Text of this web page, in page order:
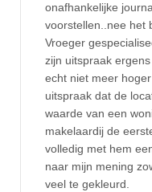
onafhankelijke
voorstellen..nee het
Vroeger
zijn uitspraak
echt niet meer
uitspraak dat de
waarde van een
makelaardij de
volledig met hem
naar mijn mening
veel te gekleurd.